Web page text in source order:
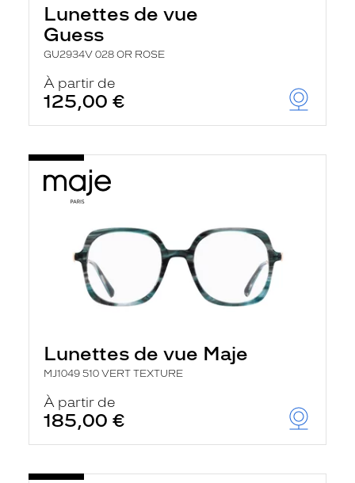
Lunettes de vue
Guess
GU2934V 028 OR ROSE
À partir de
125,00 €
Lunettes de vue Maje
MJ1049 510 VERT TEXTURE
À partir de
185,00 €